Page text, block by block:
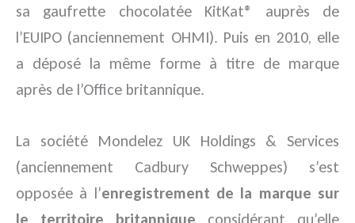
sa gaufrette chocolatée KitKat® auprès de
l’EUIPO (anciennement OHMI). Puis en 2010, elle
a déposé la même forme à titre de marque
après de l’Office britannique.
La société Mondelez UK Holdings & Services
(anciennement Cadbury Schweppes) s’est
opposée à l’enregistrement de la marque sur